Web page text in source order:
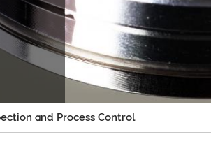
and Process Control